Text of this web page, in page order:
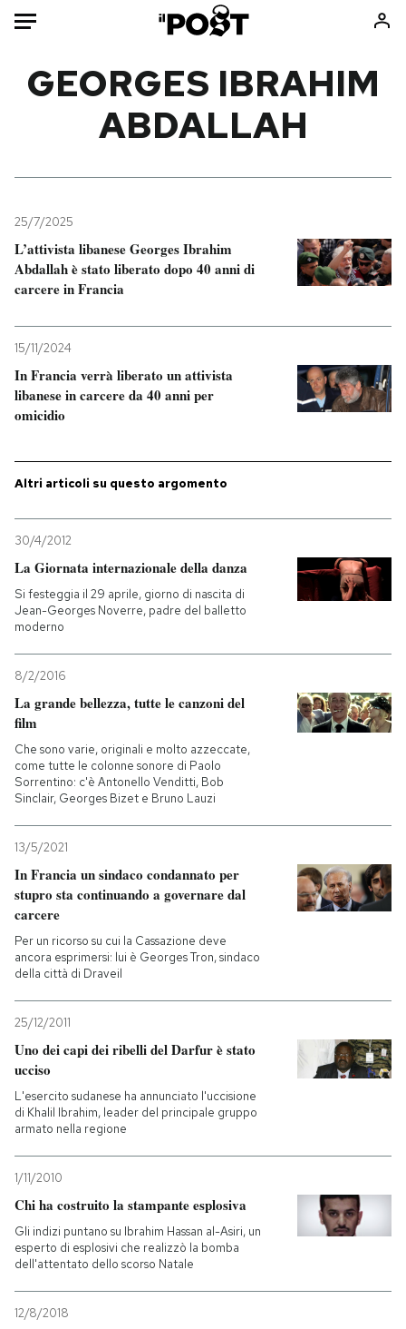
Mondo
Tecnologia
Internet
Scienza
Libri
Ok Boomer!
Mondiali calcio 2026
I MIEI PREFERITI
SHOP
CALENDARIO
AREA PERSONALE
Entra
GEORGES IBRAHIM
ABDALLAH
25/7/2025
L’attivista libanese Georges Ibrahim
Abdallah è stato liberato dopo 40 anni di
carcere in Francia
15/11/2024
In Francia verrà liberato un attivista
libanese in carcere da 40 anni per
omicidio
Altri articoli su questo argomento
30/4/2012
La Giornata internazionale della danza
Si festeggia il 29 aprile, giorno di nascita di
Jean-Georges Noverre, padre del balletto
moderno
8/2/2016
La grande bellezza, tutte le canzoni del
film
Che sono varie, originali e molto azzeccate,
come tutte le colonne sonore di Paolo
Sorrentino: c'è Antonello Venditti, Bob
Sinclair, Georges Bizet e Bruno Lauzi
13/5/2021
In Francia un sindaco condannato per
stupro sta continuando a governare dal
carcere
Per un ricorso su cui la Cassazione deve
ancora esprimersi: lui è Georges Tron, sindaco
della città di Draveil
25/12/2011
Uno dei capi dei ribelli del Darfur è stato
ucciso
L'esercito sudanese ha annunciato l'uccisione
di Khalil Ibrahim, leader del principale gruppo
armato nella regione
1/11/2010
Chi ha costruito la stampante esplosiva
Gli indizi puntano su Ibrahim Hassan al-Asiri, un
esperto di esplosivi che realizzò la bomba
dell'attentato dello scorso Natale
12/8/2018